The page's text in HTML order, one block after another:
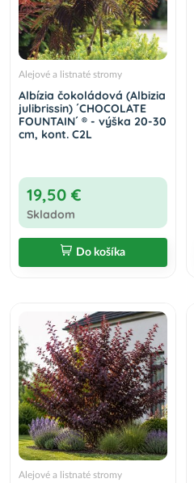
Alejové a listnaté stromy
Albízia čokoládová (Albizia
julibrissin) ´CHOCOLATE
FOUNTAIN´ ® - výška 20-30
cm, kont. C2L
19,50 €
Skladom
Do košíka
Alejové a listnaté stromy